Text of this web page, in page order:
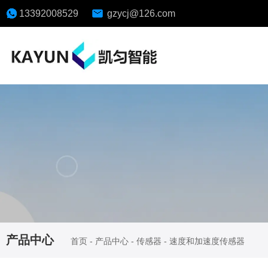
13392008529 gzycj@126.com
产品中心 首页 - 产品中心 - 传感器 - 速度和加速度传感器